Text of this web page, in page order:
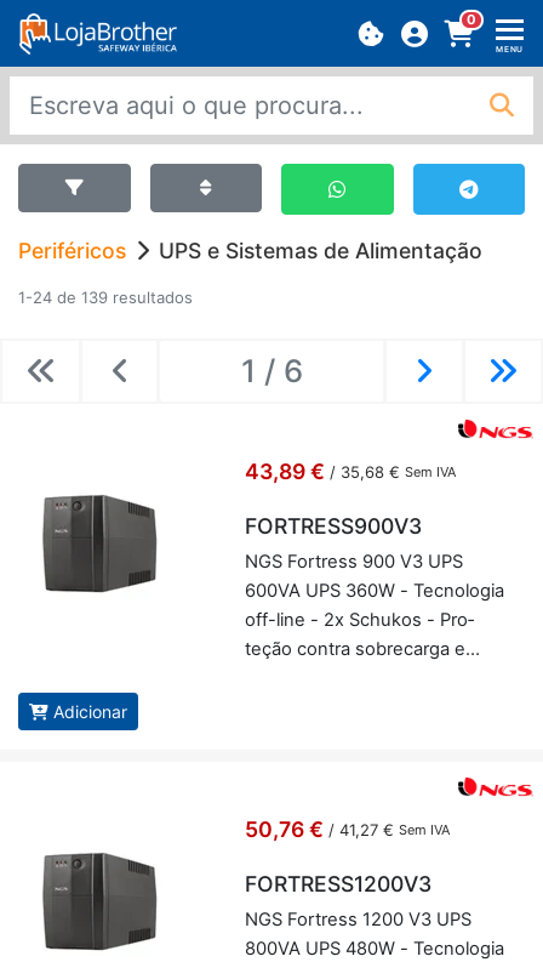
0
MENU
Periféricos UPS e Sistemas de Alimentação
1-24 de 139 resultados
PreviousPrevious 1 / 6 Next
43,89 € / 35,68 € Sem IVA
FORTRESS900V3
NGS For­tress 900 V3 UPS
600VA UPS 360W - Tec­no­logia
off-line - 2x Schukos - Pro­
teção contra so­bre­carga e
Adicionar
50,76 € / 41,27 € Sem IVA
FORTRESS1200V3
NGS For­tress 1200 V3 UPS
800VA UPS 480W - Tec­no­logia